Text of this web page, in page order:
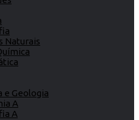
Naturais
e Geologia
A
A